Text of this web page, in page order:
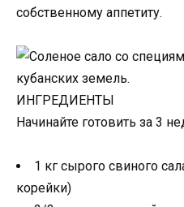
собственному аппетиту.
ИНГРЕДИЕНТЫ
Начинайте готовить за 3
1 кг сырого свиного
корейки)